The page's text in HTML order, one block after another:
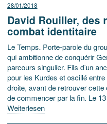
28/01/2018
David Rouiller, des
combat identitaire
Le Temps. Porte-parole du
qui ambitionne de conquérir
parcours singulier. Fils d’un
pour les Kurdes et oscillé
droite, avant de retrouver cette
de commencer par la fin. Le
Weiterlesen